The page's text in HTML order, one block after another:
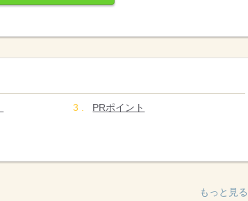
PRポイント
もっと見る